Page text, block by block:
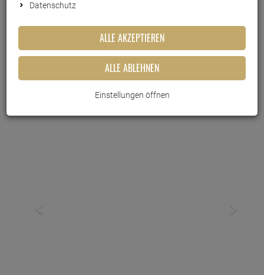
Maggi 5 Minuten Terrine
Kartoffelbrei mit Erbsen &
Möhren 43g
Datenschutz
ALLE AKZEPTIEREN
ALLE ABLEHNEN
Einstellungen öffnen